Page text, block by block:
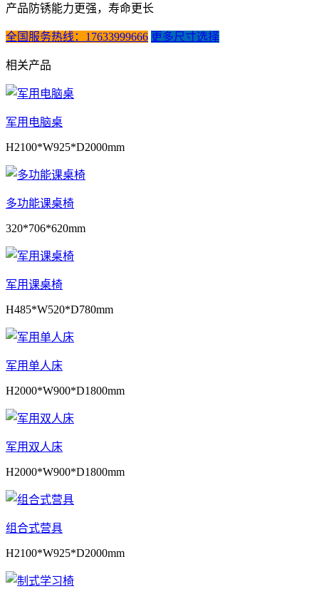
产品防锈能力更强，寿命更长
全国服务热线：17633999666 更多尺寸选择
相关产品
军用电脑桌
H2100*W925*D2000mm
多功能课桌椅
320*706*620mm
军用课桌椅
H485*W520*D780mm
军用单人床
H2000*W900*D1800mm
军用双人床
H2000*W900*D1800mm
组合式营具
H2100*W925*D2000mm